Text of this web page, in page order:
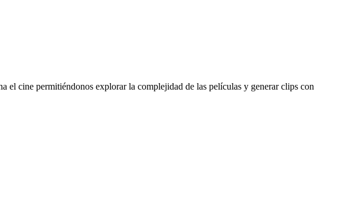
cine permitiéndonos explorar la complejidad de las películas y generar clips con